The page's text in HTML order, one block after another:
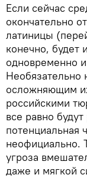
Если сейчас
окончательно
латиницы
конечно, будет
одновременно
осложняющим
российскими
все равно
потенциальная
неофициально.
угроза
даже и мягкой